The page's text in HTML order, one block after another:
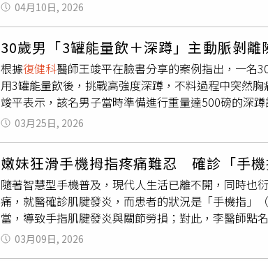
標的人通常具備更強的自我管理動機，他們為了完成
伴隨著穩定的社交網絡與規律的生活結構，這些因
作的熱情與迫不及待，正是這種心理素質的具體展現
健康與長壽的關聯，但並不代表可以完全忽視生理指
已出現「三高」（高血壓、高血糖、高血脂）等慢性
目標並無法直接調控生理數值。巴菲特的案例與這項
運動的同時，尋找生命中的熱情與意義，或許才是高
克10萬至100萬菌，就足以讓大多數人出現腸胃不
看似在保溫，其實溫度正在緩慢下降，很容易讓食物
蛋類及豆製品等高含水量食物，風險更高、更容易出
關鍵在於「多久進冰箱」，一般建議室溫下不應超過
物可以更快降到安全溫度，因為「如果中心溫度長時
爾放熱食，不會讓冰箱壞掉，現代冰箱都有溫控機制
但部分細菌如金黃色葡萄球菌會產生耐熱毒素，即使
不到60°C，細菌仍可能存活。王竣平提醒，建議民
（攪拌或分段加熱）。王竣平強調，食物中毒潛伏期
一天外帶惹的禍，呼籲民眾別忽視日常飲食小習慣，
04月10日, 2026
30歲男「3罐能量飲＋深蹲」主動脈剝
根據復健科醫師王竣平在臉書分享的案例指出，一名
用3罐能量飲後，挑戰高強度深蹲，不料過程中突然
竣平表示，該名男子當時準備進行重量達500磅的深
體已接近負荷極限。在進行動作時出現劇烈不適，最
快、血壓上升並造成血管收縮，當短時間內攝取過
受壓力。此外，在進行深蹲等高強度重量訓練時，常
間升高，進一步推升血壓。當咖啡因帶來的生理性高
極大負擔，進而導致血管內層撕裂，形成主動脈剝離
勞，若再加上不當的呼吸方式、核心穩定不足或施力
器，若忽視相關細節，可能在瞬間引發嚴重後果。另
治療，死亡率可高達5成，屬於高風險且需即時處置
03月25日, 2026
嫩妹狂滑手機拇指疼痛難忍 確診「手
隨著智慧型手機普及，現代人生活已離不開，同時也
痛，就醫確診肌腱發炎，而患者的狀況是「手機指」
當，導致手指肌腱發炎與關節勞損；對此，李醫師點
粉絲專頁「李炎諭醫師的復健聊天室」發文指出，門
炎，而患者因長時間滑手機導致，她的狀況就是現
03月09日, 2026